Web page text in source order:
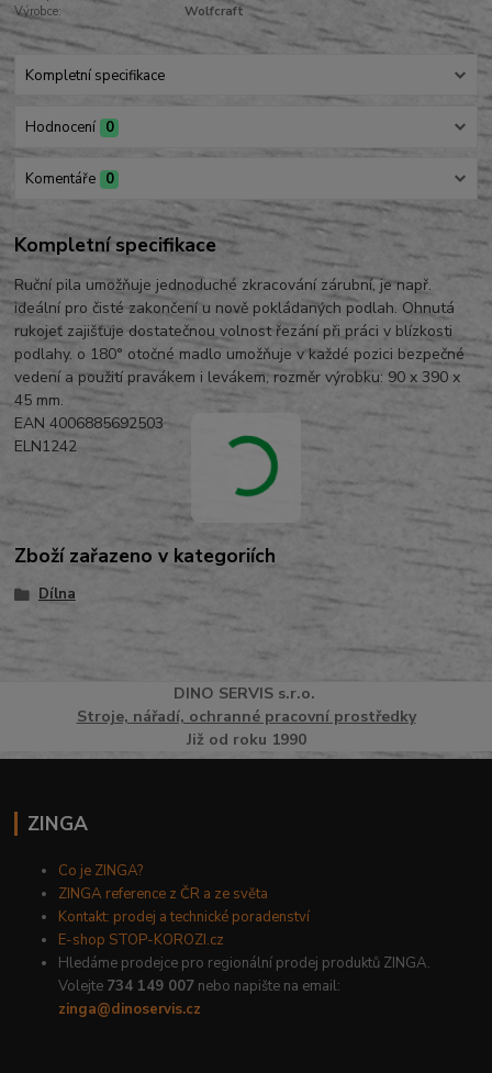
Výrobce:
Wolfcraft
Kompletní specifikace
Hodnocení 0
Komentáře 0
Kompletní specifikace
Ruční pila umožňuje jednoduché zkracování zárubní, je např.
ideální pro čisté zakončení u nově pokládaných podlah. Ohnutá
rukojeť zajišťuje dostatečnou volnost řezání při práci v blízkosti
podlahy. o 180° otočné madlo umožňuje v každé pozici bezpečné
vedení a použití pravákem i levákem, rozměr výrobku: 90 x 390 x
45 mm.
EAN 4006885692503
ELN1242
Zboží zařazeno v kategoriích
Dílna
DINO SERVISs.r.o.
Stroje, nářadí, ochranné pracovní prostředky
Již od roku 1990
ZINGA
Co je ZINGA?
ZINGA reference z ČR a ze světa
Kontakt: prodej a technické poradenství
E-shop STOP-KOROZI.cz
Hledáme prodejce pro regionální prodej produktů ZINGA.
Volejte 734 149 007 nebo napište na email:
zinga@dinoservis.cz